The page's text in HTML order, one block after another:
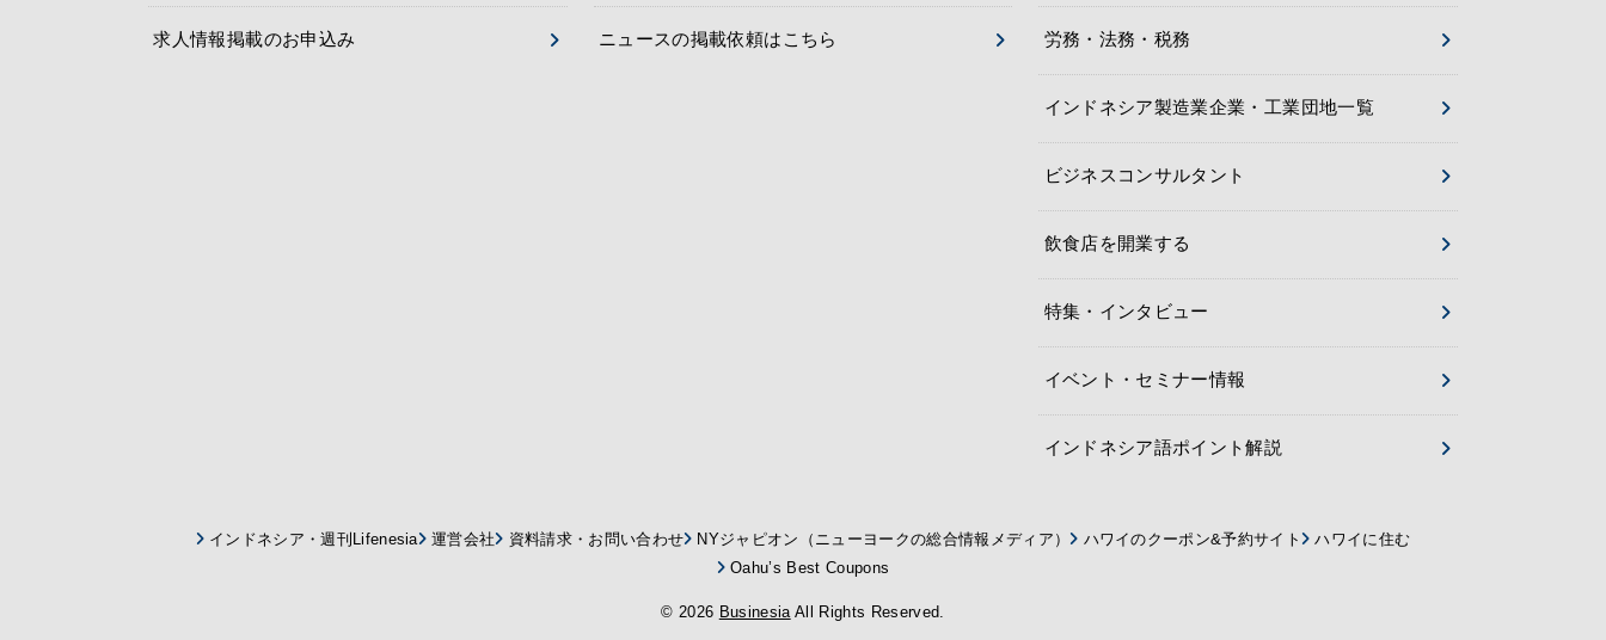
求人情報掲載のお申込み ニュースの掲載依頼はこちら 労務・法務・税務
インドネシア製造業企業・工業団地一覧
ビジネスコンサルタント
飲食店を開業する
特集・インタビュー
イベント・セミナー情報
インドネシア語ポイント解説
インドネシア・週刊Lifenesia 運営会社 資料請求・お問い合わせ NYジャピオン（ニューヨークの総合情報メディア） ハワイのクーポン&予約サイト
ハワイに住む
Oahu’s Best Coupons
© 2026 BusinesiaAll Rights Reserved.